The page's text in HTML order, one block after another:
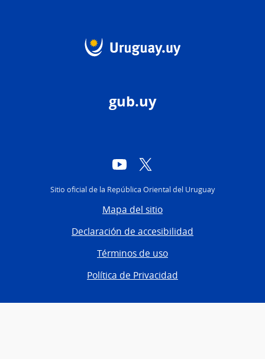
gub.uy
YouTube
Sitio oficial de la República Oriental del Uruguay
Mapa del sitio
Declaración de accesibilidad
Términos de uso
Política de Privacidad